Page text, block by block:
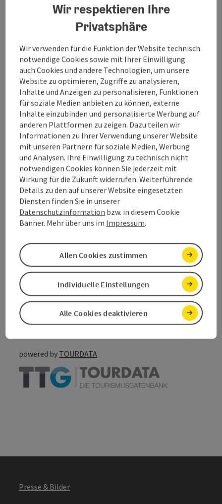
shoe store
Contact
Opening hours
Arrival
Accessibility
To the website
save post
Go to shortlist
Create PDF
Nearby
powered by TOURDATA
Presse & Bilder
Wir respektieren Ihre
Privatsphäre
Wir verwenden für die Funktion der Website technisch
notwendige Cookies sowie mit Ihrer Einwilligung
auch Cookies und andere Technologien, um unsere
Website zu optimieren, Zugriffe zu analysieren,
Inhalte und Anzeigen zu personalisieren, Funktionen
für soziale Medien anbieten zu können, externe
Inhalte einzubinden und personalisierte Werbung auf
anderen Plattformen zu zeigen. Dazu teilen wir
Informationen zu Ihrer Verwendung unserer Website
mit unseren Partnern für soziale Medien, Werbung
und Analysen. Ihre Einwilligung zu technisch nicht
notwendigen Cookies können Sie jederzeit mit
Wirkung für die Zukunft widerrufen. Weiterführende
Details zu den auf unserer Website eingesetzten
Diensten finden Sie in unserer
Datenschutzinformation bzw. in diesem Cookie
Banner. Mehr über uns im Impressum.
Alle Cookies deaktivieren
Individuelle Einstellungen
Allen Cookies zustimmen